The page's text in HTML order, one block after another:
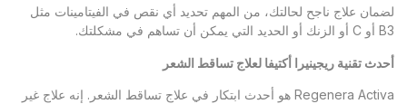
لضمان علاج ناجح لحالتك، من المهم تحديد أي نقص في الفيتامينات مثل
B3 أو C أو الزنك أو الحديد التي يمكن أن تساهم في مشكلتك.
أحدث تقنية ريجينيرا أكتيفا لعلاج تساقط الشعر
Regenera Activa هو أحدث ابتكار في علاج تساقط الشعر. إنه علاج غير